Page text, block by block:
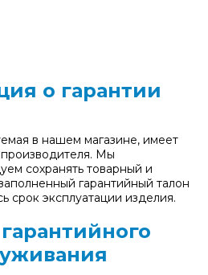
о гарантии
в нашем магазине, имеет
Мы
сохранять товарный и
гарантийный талон
срок эксплуатации изделия.